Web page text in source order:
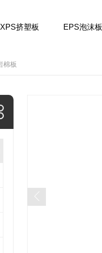
XPS挤塑板 EPS泡沫板
棉板价格
岩棉板销售
棉板源头工厂
棉板厂家
棉板